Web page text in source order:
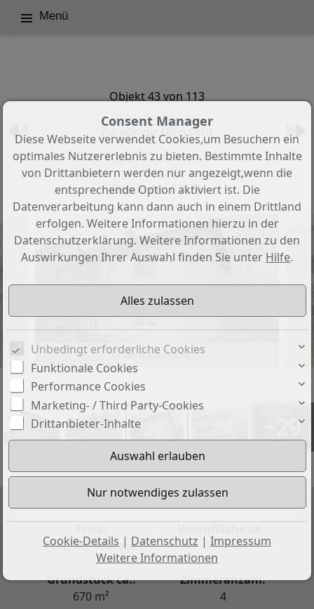
Menü
Objekt 43 von 113
Zurück zur Übersicht
V E R K A U F T !!
Objekt-Nr.: 03424
die Rückansicht
+29
Preis auf Anfrage
150 m²
Grundstück ca.:
670 m²
Zimmeranzahl:
4
Consent Manager
Diese Webseite verwendet Cookies,um Besuchern ein
optimales Nutzererlebnis zu bieten. Bestimmte Inhalte
von Drittanbietern werden nur angezeigt,wenn die
entsprechende Option aktiviert ist. Die
Datenverarbeitung kann dann auch in einem Drittland
erfolgen. Weitere Informationen hierzu in der
Datenschutzerklärung. Weitere Informationen zu den
Auswirkungen Ihrer Auswahl finden Sie unter Hilfe.
Unbedingt erforderliche Cookies
Funktionale Cookies
Performance Cookies
Marketing- / Third Party-Cookies
Drittanbieter-Inhalte
Cookie-Details | Datenschutz | Impressum
Weitere Informationen